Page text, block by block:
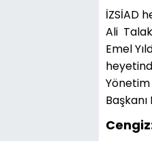
İZSİAD
Ali
Emel
Yönetim